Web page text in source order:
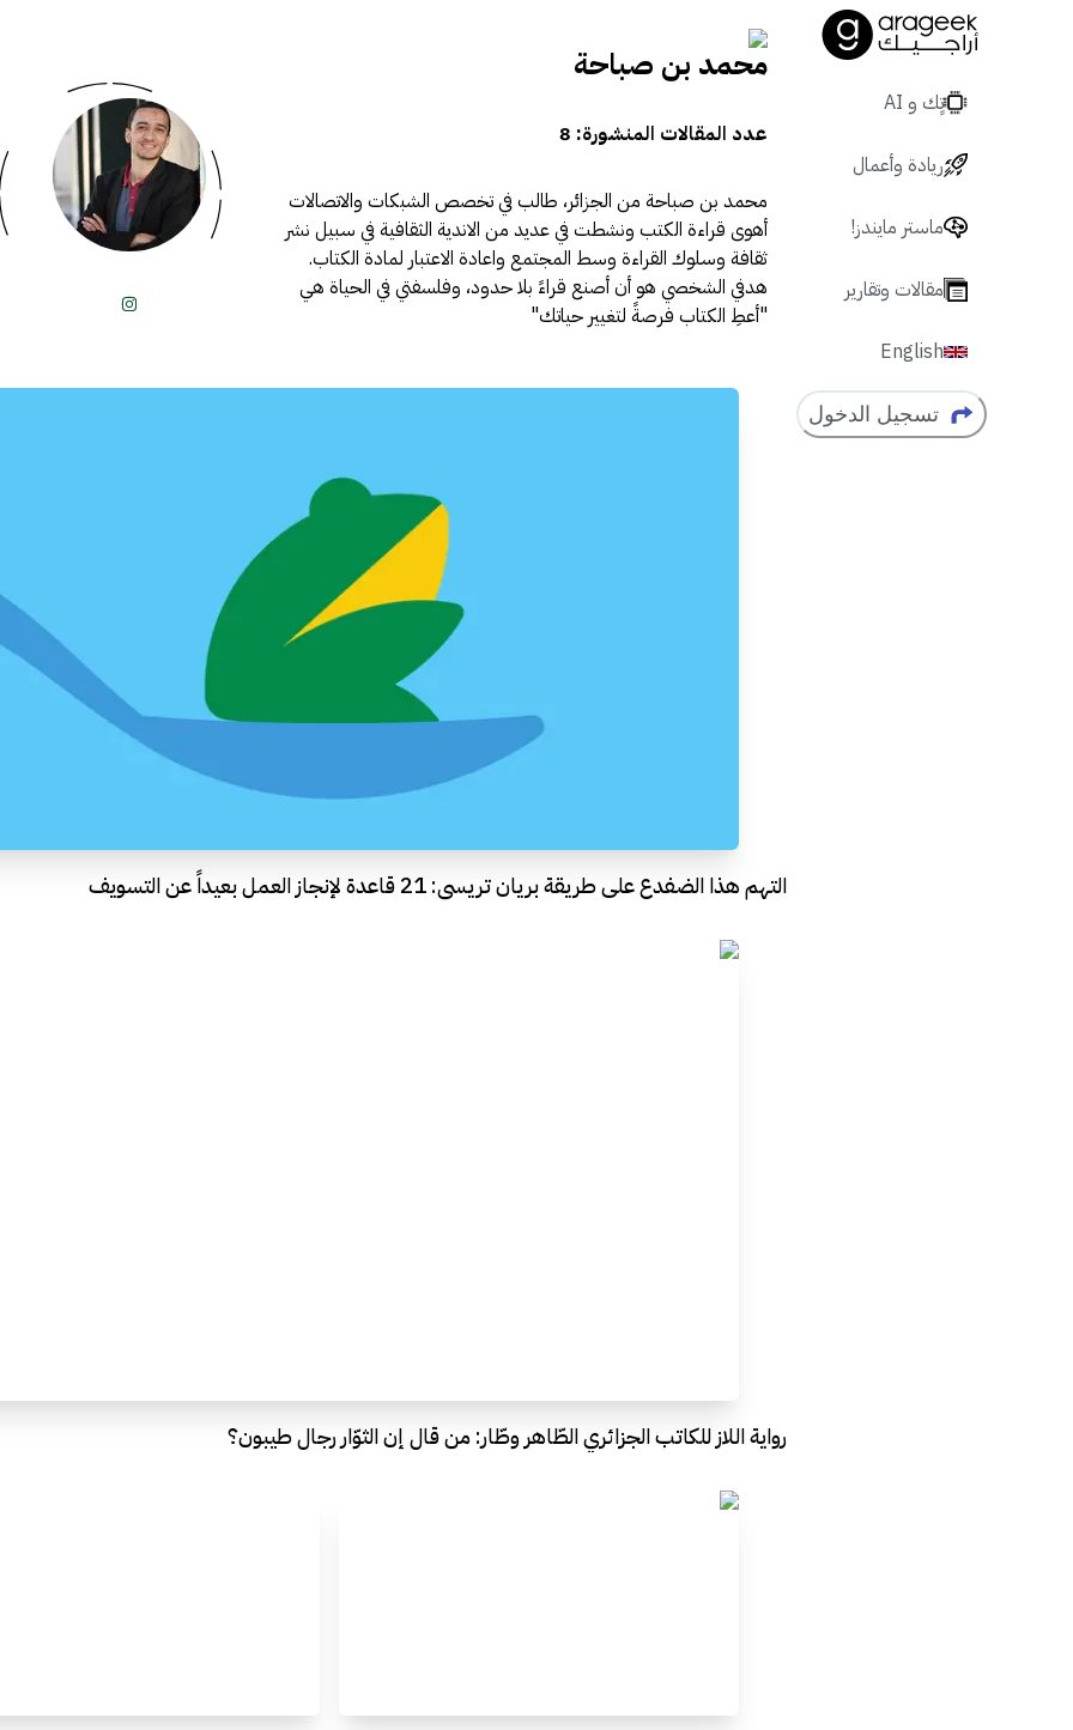
تٍك و AI
ريادة وأعمال
ماستر مايندز!
مقالات وتقارير
English
تسجيل الدخول
محمد بن صباحة
عدد المقالات المنشورة: 8
محمد بن صباحة من الجزائر، طالب في تخصص الشبكات والاتصالات
أهوى قراءة الكتب ونشطت في عديد من الاندية الثقافية في سبيل نشر
ثقافة وسلوك القراءة وسط المجتمع واعادة الاعتبار لمادة الكتاب.
هدفي الشخصي هو أن أصنع قراءً بلا حدود، وفلسفتي في الحياة هي
"أعطِ الكتاب فرصةً لتغيير حياتك"
التهم هذا الضفدع على طريقة بريان تريسي: 21 قاعدة لإنجاز العمل بعيداً عن التسويف
رواية اللاز للكاتب الجزائري الطّاهر وطّار: من قال إن الثوّار رجال طيبون؟